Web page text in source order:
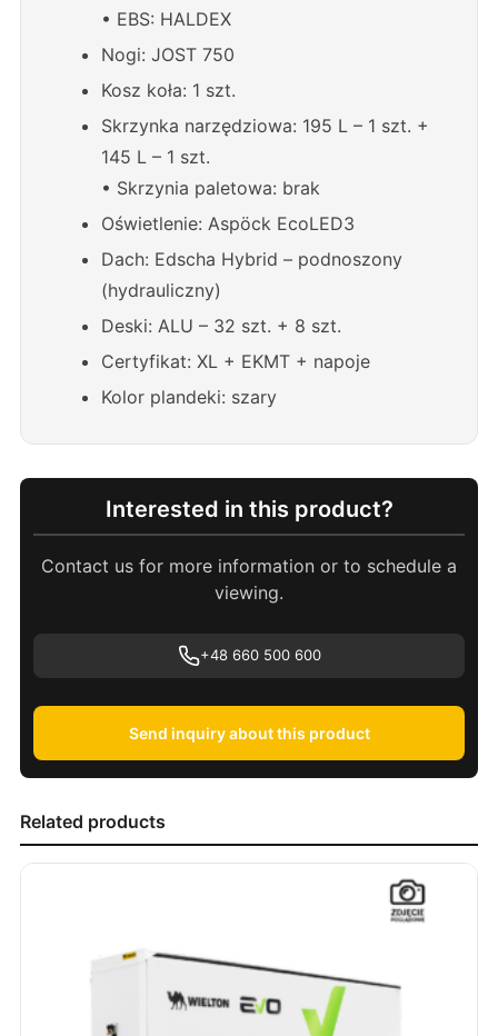
• EBS: HALDEX
Nogi: JOST 750
Kosz koła: 1 szt.
Skrzynka narzędziowa: 195 L – 1 szt. +
145 L – 1 szt.
• Skrzynia paletowa: brak
Oświetlenie: Aspöck EcoLED3
Dach: Edscha Hybrid – podnoszony
(hydrauliczny)
Deski: ALU – 32 szt. + 8 szt.
Certyfikat: XL + EKMT + napoje
Kolor plandeki: szary
Interested in this product?
Contact us for more information or to schedule a
viewing.
+48 660 500 600
Send inquiry about this product
Related products